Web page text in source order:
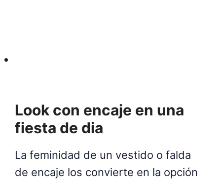
Look con encaje en una
fiesta de dia
La feminidad de un vestido o falda
de encaje los convierte en la opción